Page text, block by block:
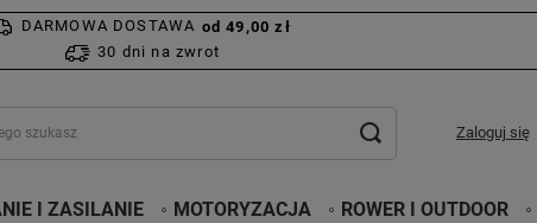
DARMOWA DOSTAWA od 49,00 zł
30 dni na zwrot
Zaloguj się
I ZASILANIE MOTORYZACJA ROWER I OUTDOOR